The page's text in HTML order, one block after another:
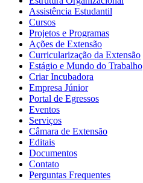
Assistência Estudantil
Cursos
Projetos e Programas
Ações de Extensão
Curricularização da Extensão
Estágio e Mundo do Trabalho
Criar Incubadora
Empresa Júnior
Portal de Egressos
Eventos
Serviços
Câmara de Extensão
Editais
Documentos
Contato
Perguntas Frequentes